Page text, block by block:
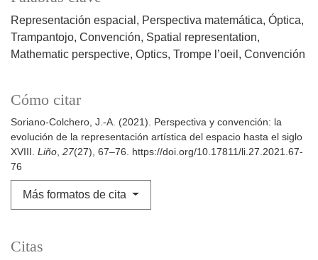
Representación espacial Perspectiva matemática Óptica
Trampantojo Convención Spatial representation
Mathematic perspective Optics Trompe l’oeil Convención
Cómo citar
Soriano-Colchero, J.-A. (2021). Perspectiva y convención: la
evolución de la representación artística del espacio hasta el siglo
XVIII. Liño, 27(27), 67–76. https://doi.org/10.17811/li.27.2021.67-
76
Más formatos de cita
Citas